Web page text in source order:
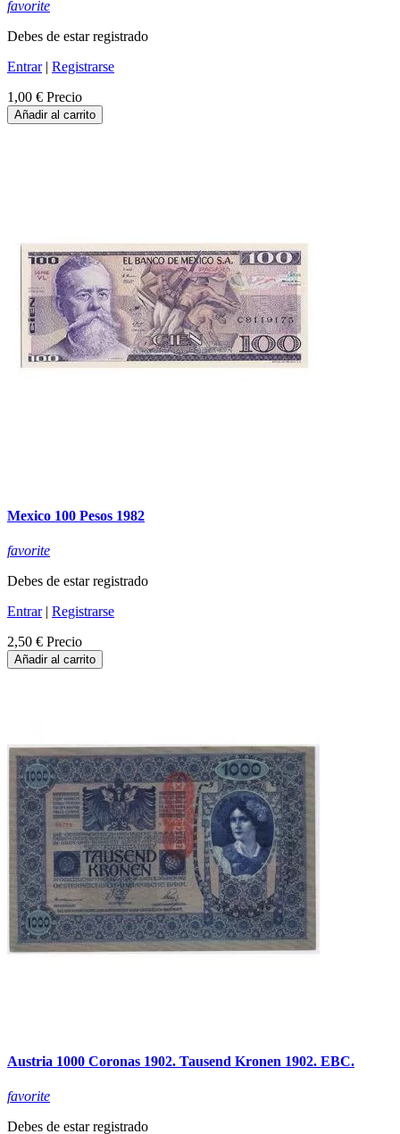
favorite
Debes de estar registrado
Entrar| Registrarse
1,00 € Precio
Añadir al carrito
Mexico 100 Pesos 1982
favorite
Debes de estar registrado
Entrar| Registrarse
2,50 € Precio
Añadir al carrito
Austria 1000 Coronas 1902. Tausend Kronen 1902. EBC.
favorite
Debes de estar registrado